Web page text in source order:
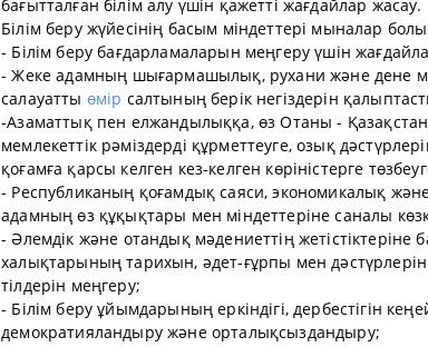
бағытталған білім алу үшін қажетті жағдайлар жасау.
Білім беру жүйесінің басым міндеттері мыналар
- Білім беру бағдарламаларын меңгеру үшін
- Жеке адамның шығармашылық, рухани және дене
салауатты өмір салтының берік негіздерін
-Азаматтық пен елжандылыққа, өз Отаны - Қазақстан
мемлекеттік рәміздерді құрметтеуге, озық
қоғамға қарсы келген кез-келген көріністерге
- Республиканың қоғамдық саяси, экономикалық
адамның өз құқықтары мен міндеттеріне саналы
- Әлемдік және отандық мәдениеттің
халықтарының тарихын, әдет-ғұрпы мен дәстүрлерін
тілдерін меңгеру;
- Білім беру ұйымдарының еркіндігі, дербестігін
демократияландыру және орталықсыздандыру;